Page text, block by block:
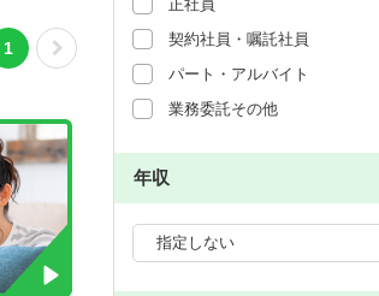
1
正社員
契約社員・嘱託社員
パート・アルバイト
業務委託その他
年収